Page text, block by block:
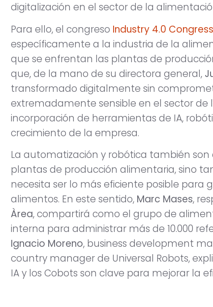
digitalización en el sector de la
Para ello, el congreso Industry 4.0 Congress
específicamente a la industria de la
que se enfrentan las plantas de
que, de la mano de su directora general,
transformado digitalmente sin
extremadamente sensible en el sector de
incorporación de herramientas de IA,
crecimiento de la empresa.
La automatización y robótica también
plantas de producción alimentaria, sino
necesita ser lo más eficiente posible para
alimentos. En este sentido, Marc Mases,
Àrea, compartirá como el grupo de
interna para administrar más de 10.000
Ignacio Moreno, business development
country manager de Universal Robots,
IA y los Cobots son clave para mejorar la